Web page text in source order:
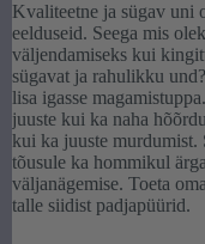
Kvaliteetne ja sügav uni
eelduseid. Seega mis
väljendamiseks kui
sügavat ja rahulikku
lisa igasse
juuste kui ka naha
kui ka juuste murdumist.
tõusule ka hommikul
väljanägemise. Toeta
talle siidist padjapüürid.